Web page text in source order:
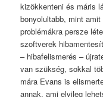
kizökkenteni és máris
bonyolultabb, mint
problémákra persze
szoftverek
– hibafelismerés –
van szükség, sokkal
mára Evans is
annak, ami elvileg